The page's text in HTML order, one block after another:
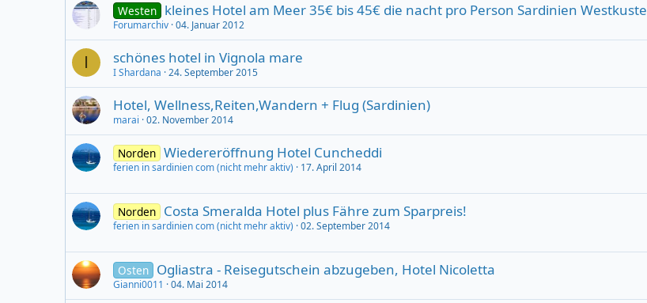
Westen kleines Hotel am Meer 35€ bis 45€ die nacht pro Person Sardinien Westkuste
Forumarchiv 04. Januar 2012
I schönes hotel in Vignola mare
I Shardana 24. September 2015
Hotel, Wellness,Reiten,Wandern + Flug (Sardinien)
marai 02. November 2014
Norden Wiedereröffnung Hotel Cuncheddi
ferien in sardinien com (nicht mehr aktiv) 17. April 2014
Norden Costa Smeralda Hotel plus Fähre zum Sparpreis!
ferien in sardinien com (nicht mehr aktiv) 02. September 2014
Osten Ogliastra - Reisegutschein abzugeben, Hotel Nicoletta
Gianni0011 04. Mai 2014